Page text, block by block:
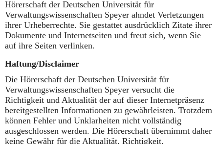
Hörerschaft der Deutschen Universität für
Verwaltungswissenschaften Speyer ahndet Verletzungen
ihrer Urheberrechte. Sie gestattet ausdrücklich Zitate ihrer
Dokumente und Internetseiten und freut sich, wenn Sie
auf ihre Seiten verlinken.
Haftung/Disclaimer
Die Hörerschaft der Deutschen Universität für
Verwaltungswissenschaften Speyer versucht die
Richtigkeit und Aktualität der auf dieser Internetpräsenz
bereitgestellten Informationen zu gewährleisten. Trotzdem
können Fehler und Unklarheiten nicht vollständig
ausgeschlossen werden. Die Hörerschaft übernimmt daher
keine Gewähr für die Aktualität, Richtigkeit,